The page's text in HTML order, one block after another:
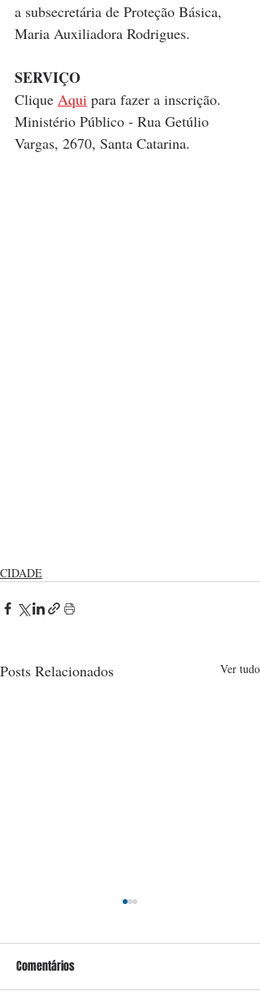
a subsecretária de Proteção Básica,
Maria Auxiliadora Rodrigues.
SERVIÇO
Clique Aqui para fazer a inscrição.
Ministério Público - Rua Getúlio
Vargas, 2670, Santa Catarina.
CIDADE
Posts Relacionados Ver tudo
Comentários